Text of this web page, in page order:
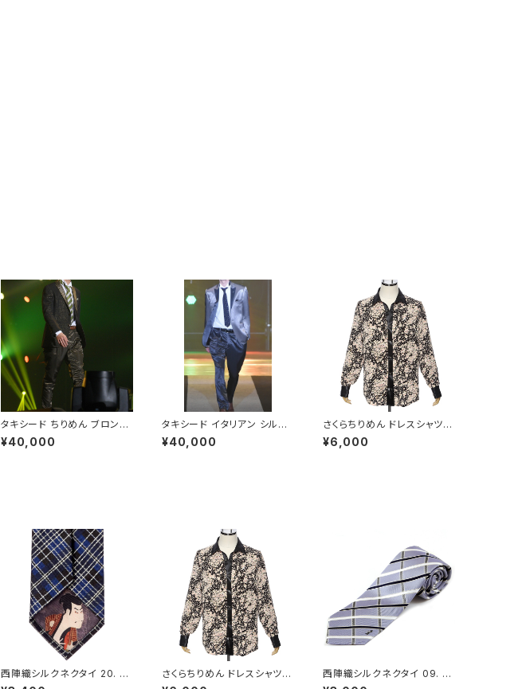
タキシード ちりめん ブロンズ
ゴールド シングル ジャケット・
パンツセット カーキ メンズ 4
¥40,000
タキシード イタリアン シルク
混ウール シングル ジャケット・
パンツセット シルバー メンズ
¥40,000
さくらちりめん ドレスシャツ
ブラック ユニセックス M - F
ORTUNA Tokyo レンタル
¥6,000
西陣織シルクネクタイ 20. U
KIYOE チェック柄 裏地浮世
さくらちりめん ドレスシャツ
ブラック ユニセックス M - F
西陣織シルクネクタイ 09. セ
イクレッド チェック柄 - FOR